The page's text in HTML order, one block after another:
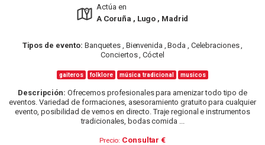
Actúa en
A Coruña , Lugo , Madrid
Tipos de evento: Banquetes , Bienvenida , Boda , Celebraciones ,
Conciertos , Cóctel
gaiteros folklore música tradicional musicos
Descripción: Ofrecemos profesionales para amenizar todo tipo de
eventos. Variedad de formaciones, asesoramiento gratuito para cualquier
evento, posibilidad de vernos en directo. Traje regional e instrumentos
tradicionales, bodas comida ...
Precio: Consultar €